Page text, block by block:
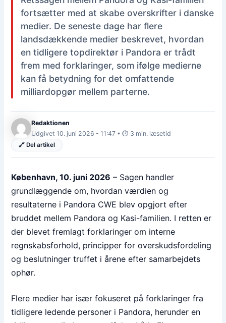
fortsætter med at skabe overskrifter i danske
medier. De seneste dage har flere
landsdækkende medier beskrevet, hvordan
en tidligere topdirektør i Pandora er trådt
frem med forklaringer, som ifølge medierne
kan få betydning for det omfattende
milliardopgør mellem parterne.
Redaktionen
Udgivet 10. juni 2026 - 11:47 • ⏱️ 3 min. læsetid
🔗 Del artikel
København, 10. juni 2026 – Sagen handler
grundlæggende om, hvordan værdien og
resultaterne i Pandora CWE blev opgjort efter
bruddet mellem Pandora og Kasi-familien. I retten er
der blevet fremlagt forklaringer om interne
regnskabsforhold, principper for overskudsfordeling
og beslutninger truffet i årene efter samarbejdets
ophør.
Flere medier har især fokuseret på forklaringer fra
tidligere ledende personer i Pandora, herunder en